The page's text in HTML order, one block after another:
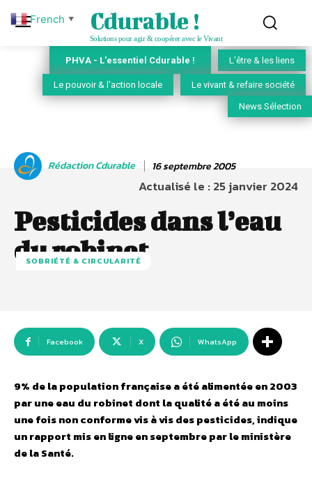
Cdurable !
Solutions pour agir & coopérer avec le Vivant
PHVA - L'essentiel Cdurable ! L'être & les liens
Le pouvoir & l'action locale Le vivant & refaire société
News Sélection
Rédaction Cdurable 16 septembre 2005
Actualisé le :25 janvier 2024
Pesticides dans l’eau
du robinet
SOBRIÉTÉ & CIRCULARITÉ
Facebook X WhatsApp
9% de la population française a été alimentée en 2003
par une eau du robinet dont la qualité a été au moins
une fois non conforme vis à vis des pesticides, indique
un rapport mis en ligne en septembre par le ministère
de la Santé.
French ▼